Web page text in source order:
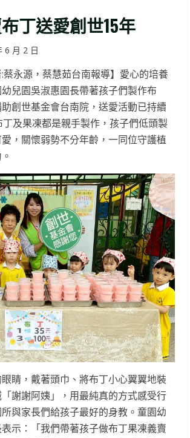
丁送愛創世15年
6 月 2 日
:蔡永源，蔡慧茹台南報導】愛心的培養
兒園吳淑惠園長帶著孩子們製作布
創世基金會台南院，送愛活動已持續
丁及果凍都是親手製作，孩子們低頭製
，關懷弱勢不分年齡，一同位守護植
睛，戴著頭巾、將布丁小心翼翼地裝
謝謝阿姨」，用最純真的方式感受行
與家長們給孩子最好的身教。童園幼
示：「我們帶著孩子做布丁果凍義賣